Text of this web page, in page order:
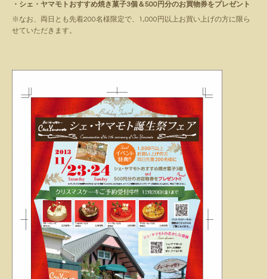
・シェ・ヤマモトおすすめ焼き菓子3個＆500円分のお買物券をプレゼント
※なお、両日とも先着200名様限定で、1,000円以上お買い上げの方に限ら
せていただきます。